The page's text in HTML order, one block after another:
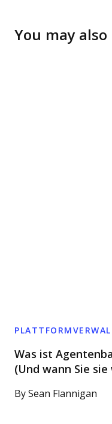
You may also
Was ist
(Und wann Sie
By Sean Flannigan